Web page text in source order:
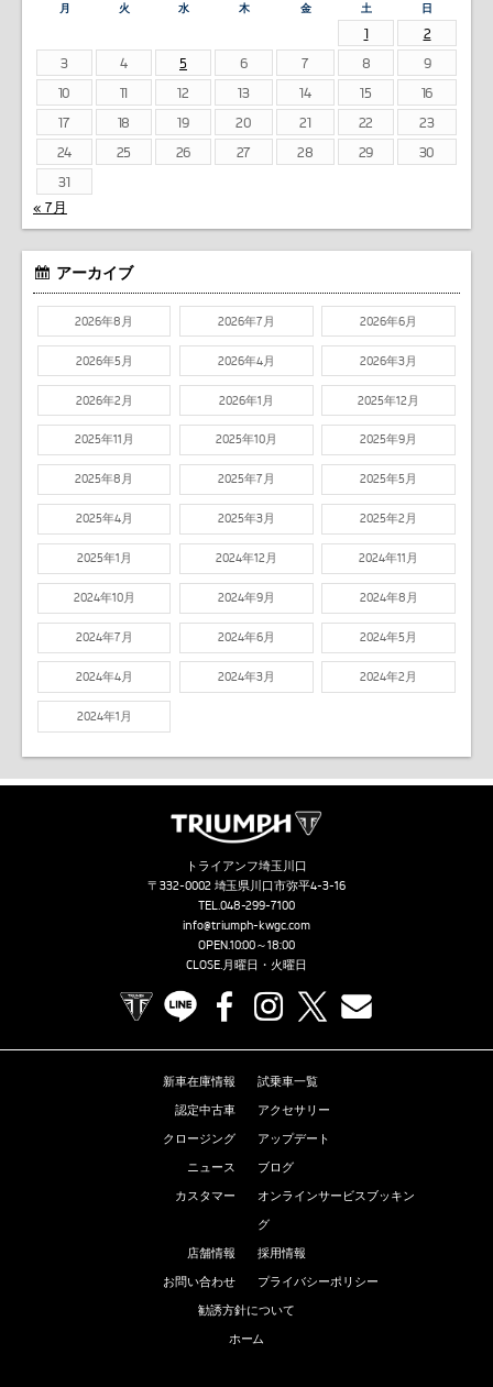
月 火 水 木 金 土 日
1
2
3
4 5 6 7 8
9
10
11 12 13 14 15
16
17
18 19 20 21 22
23
24
25 26 27 28 29
30
31
« 7月
アーカイブ
2026年8月 2026年7月 2026年6月
2026年5月 2026年4月 2026年3月
2026年2月 2026年1月 2025年12月
2025年11月 2025年10月 2025年9月
2025年8月 2025年7月 2025年5月
2025年4月 2025年3月 2025年2月
2025年1月 2024年12月 2024年11月
2024年10月 2024年9月 2024年8月
2024年7月 2024年6月 2024年5月
2024年4月 2024年3月 2024年2月
2024年1月
トライアンフ埼玉川口
〒332-0002 埼玉県川口市弥平4-3-16
TEL.048-299-7100
info@triumph-kwgc.com
OPEN.10:00～18:00
CLOSE.月曜日・火曜日
TRIUMPH OFFICIAL SITE
LINE FacebookInstagram
新車在庫情報
試乗車一覧
認定中古車
アクセサリー
クロージング
アップデート
ニュース
ブログ
カスタマー
オンラインサービスブッキン
グ
店舗情報
採用情報
お問い合わせ
プライバシーポリシー
勧誘方針について
ホーム